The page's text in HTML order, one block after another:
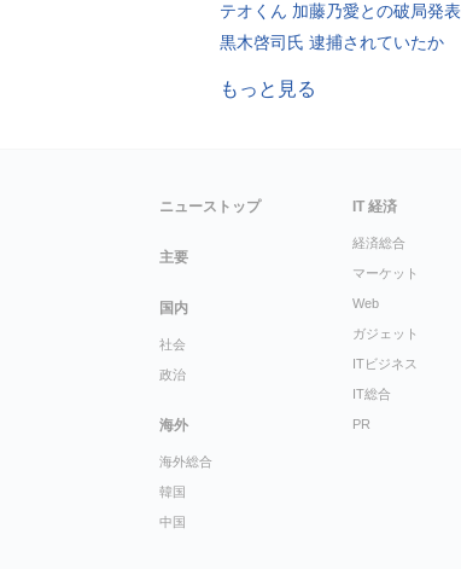
テオくん 加藤乃愛との破局発表
黒木啓司氏 逮捕されていたか
もっと見る
ニューストップ
主要
国内
社会
政治
海外
海外総合
韓国
中国
IT 経済
経済総合
マーケット
Web
ガジェット
ITビジネス
IT総合
PR